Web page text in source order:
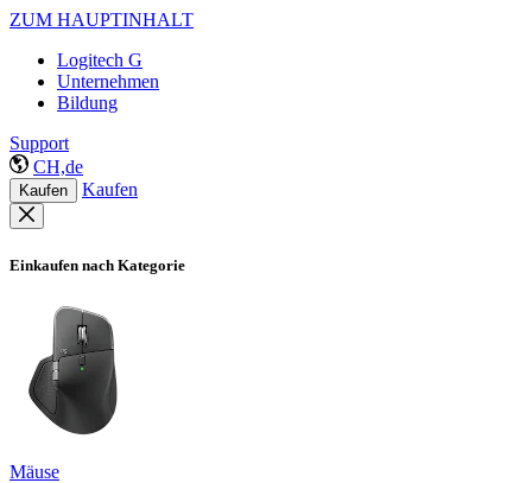
ZUM HAUPTINHALT
Logitech G
Unternehmen
Bildung
Support
CH,de
Kaufen Kaufen
Einkaufen nach Kategorie
Mäuse